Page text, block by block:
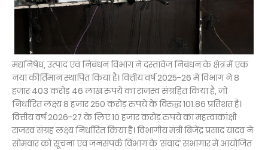
मद्यनिषेध, उत्पाद एवं निबंधन विभाग ने दस्तावेज निबंधन के क्षेत्र में एक
नया कीर्तिमान स्थापित किया है। वित्तीय वर्ष 2025-26 में विभाग ने 8
हजार 403 करोड़ 46 लाख रुपये का राजस्व संग्रहित किया है, जो
निर्धारित लक्ष्य 8 हजार 250 करोड़ रुपये के विरुद्ध 101.86 प्रतिशत है।
वित्तीय वर्ष 2026-27 के लिए 10 हजार करोड़ रुपये का महत्वाकांक्षी
राजस्व संग्रह लक्ष्य निर्धारित किया है। विभागीय मंत्री बिजेंद्र प्रसाद यादव ने
सोमवार को सूचना एवं जनसंपर्क विभाग के ‘संवाद’ सभागार में आयोजित